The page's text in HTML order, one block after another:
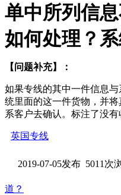
单中所列信
如何处理？
【问题补充】：
如果专线的其中一件信息
统里面的这一件货物，并
系客户去确认。标注了没有
英国专线
2019-07-05发布 5011次
道？